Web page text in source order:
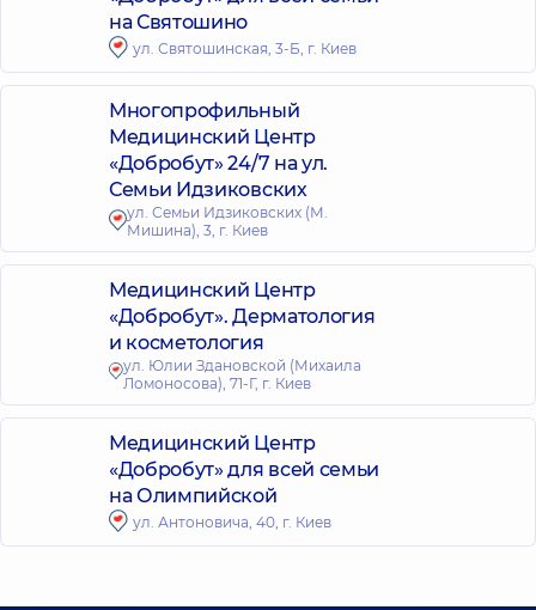
на Святошино
ул. Святошинская, 3-Б, г. Киев
Многопрофильный
Медицинский Центр
«Добробут» 24/7 на ул.
Семьи Идзиковских
ул. Семьи Идзиковских (М.
Мишина), 3, г. Киев
Медицинский Центр
«Добробут». Дерматология
и косметология
ул. Юлии Здановской (Михаила
Ломоносова), 71-Г, г. Киев
Медицинский Центр
«Добробут» для всей семьи
на Олимпийской
ул. Антоновича, 40, г. Киев